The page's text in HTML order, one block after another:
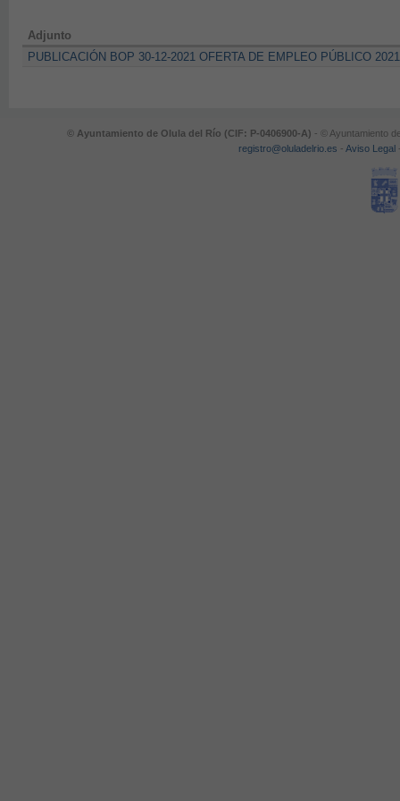
Adjunto
PUBLICACIÓN BOP 30-12-2021 OFERTA DE EMPLEO PÚBLICO 2021
© Ayuntamiento de Olula del Río (CIF: P-0406900-A) - © Ayuntamiento
registro@oluladelrio.es - Aviso Legal